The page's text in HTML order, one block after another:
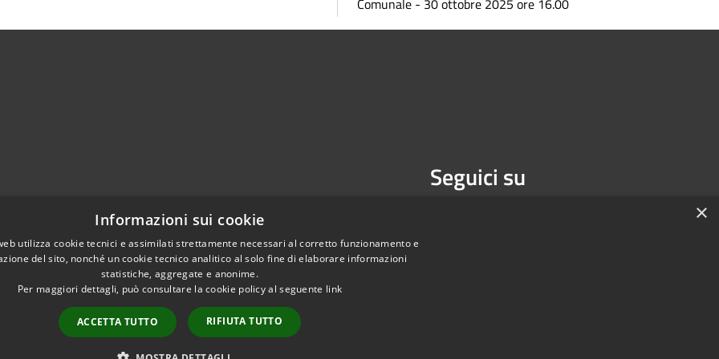
Comunale - 30 ottobre 2025 ore 16.00
Seguici su
Copyright © 2026 • Comune di Isernia • Powered by
×
Informazioni sui cookie
utilizza cookie tecnici e assimilati strettamente necessari al corretto funzionamento e
del sito, nonché un cookie tecnico analitico al solo fine di elaborare informazioni
statistiche, aggregate e anonime.
Per maggiori dettagli, può consultare la cookie policy al seguente link
ACCETTA TUTTO RIFIUTA TUTTO